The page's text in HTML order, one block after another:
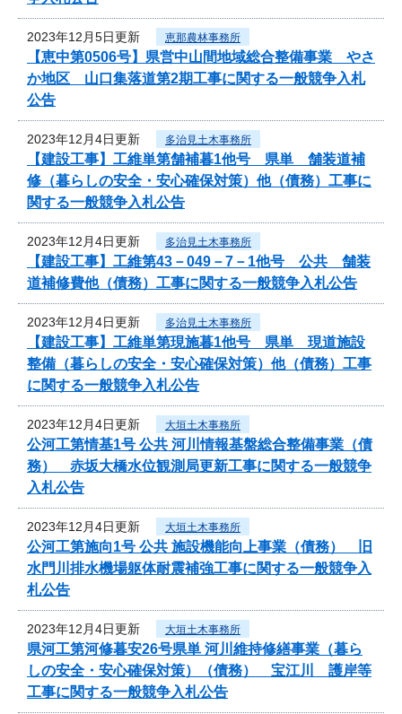
2023年12月5日更新 恵那農林事務所
【恵中第0506号】県営中山間地域総合整備事業 やさ
か地区 山口集落道第2期工事に関する一般競争入札
公告
2023年12月4日更新 多治見土木事務所
【建設工事】工維単第舗補暮1他号 県単 舗装道補
修（暮らしの安全・安心確保対策）他（債務）工事に
関する一般競争入札公告
2023年12月4日更新 多治見土木事務所
【建設工事】工維第43－049－7－1他号 公共 舗装
道補修費他（債務）工事に関する一般競争入札公告
2023年12月4日更新 多治見土木事務所
【建設工事】工維単第現施暮1他号 県単 現道施設
整備（暮らしの安全・安心確保対策）他（債務）工事
に関する一般競争入札公告
2023年12月4日更新 大垣土木事務所
公河工第情基1号 公共 河川情報基盤総合整備事業（債
務） 赤坂大橋水位観測局更新工事に関する一般競争
入札公告
2023年12月4日更新 大垣土木事務所
公河工第施向1号 公共 施設機能向上事業（債務） 旧
水門川排水機場躯体耐震補強工事に関する一般競争入
札公告
2023年12月4日更新 大垣土木事務所
県河工第河修暮安26号県単 河川維持修繕事業（暮ら
しの安全・安心確保対策）（債務） 宝江川 護岸等
工事に関する一般競争入札公告